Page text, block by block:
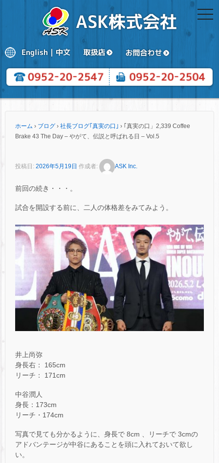
ホーム › ブログ › 社長ブログ｢真実の口｣ › ｢真実の口」2,339 Coffee
Brake 43 The Day – やがて、伝説と呼ばれる日 – Vol.5
投稿日: 2026年5月19日 作成者: ASK Inc.
前回の続き・・・。
試合を開設する前に、二人の体格差をみてみよう。
井上尚弥
身長右： 165cm
リーチ： 171cm
中谷潤人
身長：173cm
リーチ・174cm
写真で見ても分かるように、身長で 8cm 、リーチで 3cmの
アドバンテージが中谷にあることを頭に入れておいて欲し
い。